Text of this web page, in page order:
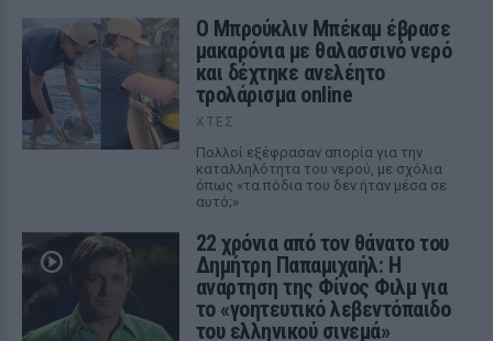
Ο Μπρούκλιν Μπέκαμ έβρασε
μακαρόνια με θαλασσινό νερό
και δέχτηκε ανελέητο
τρολάρισμα online
ΧΤΕΣ
Πολλοί εξέφρασαν απορία για την
καταλληλότητα του νερού, με σχόλια
όπως «τα πόδια του δεν ήταν μέσα σε
αυτό;»
22 χρόνια από τον θάνατο του
Δημήτρη Παπαμιχαήλ: Η
ανάρτηση της Φίνος Φιλμ για
το «γοητευτικό λεβεντόπαιδο
του ελληνικού σινεμά»